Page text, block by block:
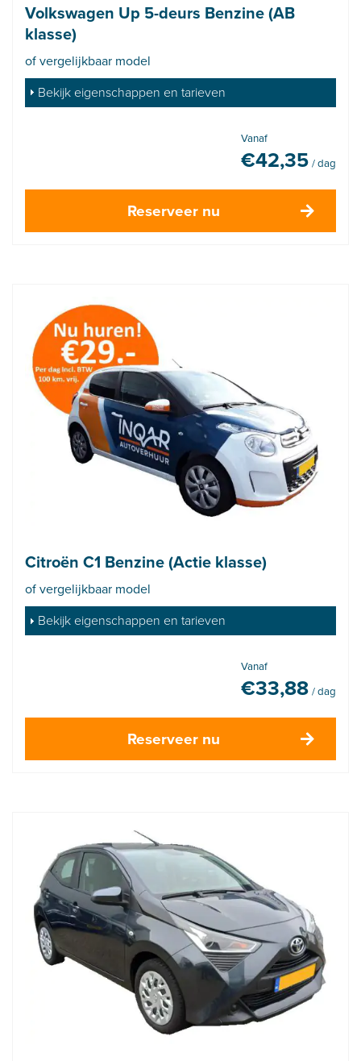
Volkswagen Up 5-deurs Benzine (AB
klasse)
of vergelijkbaar model
Bekijk eigenschappen en tarieven
Vanaf
€42,35 / dag
Reserveer nu
Citroën C1 Benzine (Actie klasse)
of vergelijkbaar model
Bekijk eigenschappen en tarieven
Vanaf
€33,88 / dag
Reserveer nu